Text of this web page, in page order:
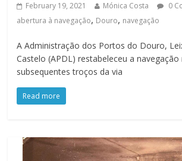
February 19, 2021 Mónica Costa
0
abertura à navegação, Douro, navegação
A Administração dos Portos do Douro,
Castelo (APDL) restabeleceu a navegação
subsequentes troços da via
Read more